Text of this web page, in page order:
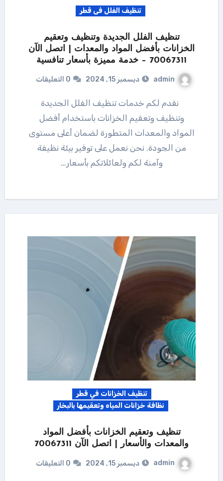
تنظيف الفلل فى قطر
تنظيف الفلل الجديدة وتنظيف وتعقيم
الخزانات بأفضل المواد والمعدات | اتصل الآن
70067311 – خدمة مميزة بأسعار تنافسية
admin ديسمبر 15, 2024 0 التعليقات
نقدم لكم خدمات تنظيف الفلل الجديدة
وتنظيف وتعقيم الخزانات باستخدام أفضل
المواد والمعدات المتطورة لضمان أعلى مستوى
من الجودة. نحن نعمل على توفير بيئة نظيفة
وآمنة لكم ولعائلاتكم بأسعار…
تنظيف الخزانات في قطر
نظافة خزانات المياه وتعقيمها بالبخار
تنظيف وتعقيم الخزانات بأفضل المواد
والمعدات والأسعار | اتصل الآن 70067311
admin ديسمبر 15, 2024 0 التعليقات